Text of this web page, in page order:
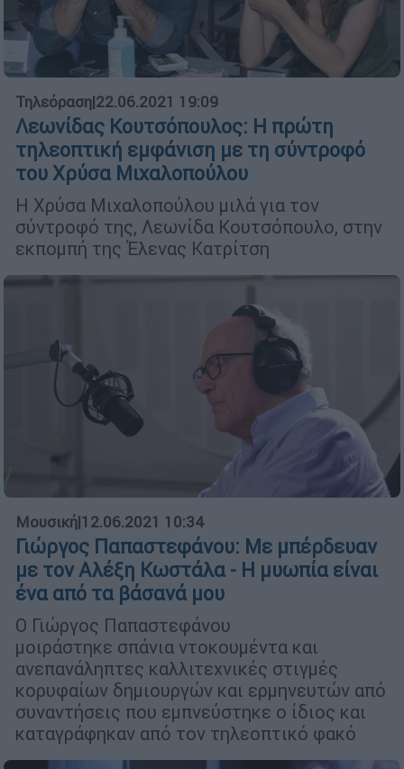
Τηλεόραση|22.06.2021 19:09
Λεωνίδας Κουτσόπουλος: Η πρώτη
τηλεοπτική εμφάνιση με τη σύντροφό
του Χρύσα Μιχαλοπούλου
H Χρύσα Μιχαλοπούλου μιλά για τον
σύντροφό της, Λεωνίδα Κουτσόπουλο, στην
εκπομπή της Έλενας Κατρίτση
Μουσική|12.06.2021 10:34
Γιώργος Παπαστεφάνου: Με μπέρδευαν
με τον Αλέξη Κωστάλα - Η μυωπία είναι
ένα από τα βάσανά μου
Ο Γιώργος Παπαστεφάνου
μοιράστηκε σπάνια ντοκουμέντα και
ανεπανάληπτες καλλιτεχνικές στιγμές
κορυφαίων δημιουργών και ερμηνευτών από
συναντήσεις που εμπνεύστηκε ο ίδιος και
καταγράφηκαν από τον τηλεοπτικό φακό